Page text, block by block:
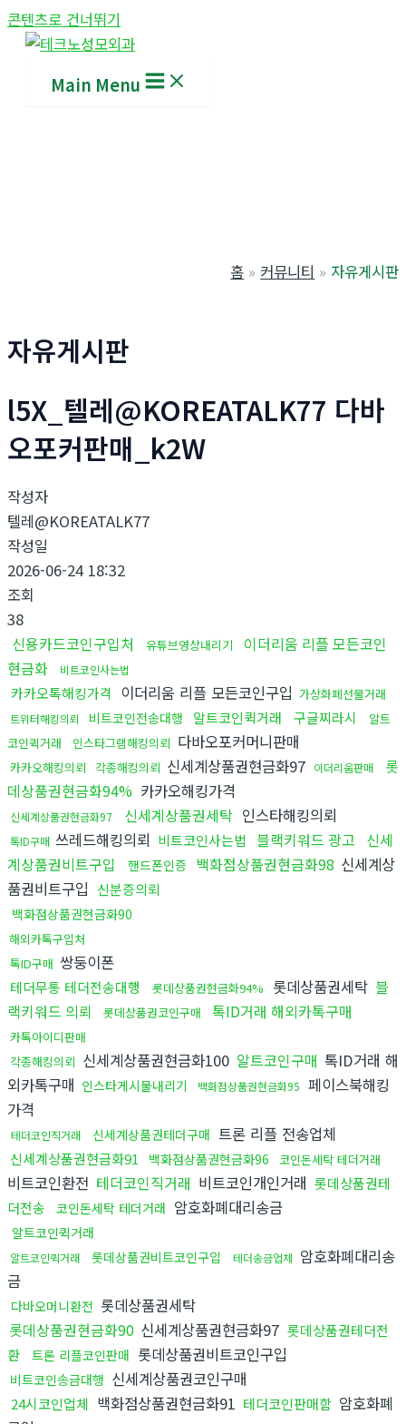
콘텐츠로 건너뛰기
Main Menu
홈 커뮤니티 자유게시판
자유게시판
l5X_텔레@KOREATALK77 다바
오포커판매_k2W
작성자
텔레@KOREATALK77
작성일
2026-06-24 18:32
조회
38
신용카드코인구입처
유튜브영상내리기
이더리움 리플 모든코인
현금화
비트코인사는법
카카오톡해킹가격 이더리움 리플 모든코인구입 가상화폐선물거래
트위터해킹의뢰 비트코인전송대행 알트코인퀵거래 구글찌라시
알트
코인퀵거래
인스타그램해킹의뢰 다바오포커머니판매
카카오해킹의뢰 각종해킹의뢰 신세계상품권현금화97 이더리움판매
롯
데상품권현금화94% 카카오해킹가격
신세계상품권현금화97 신세계상품권세탁 인스타해킹의뢰
톡ID구매 쓰레드해킹의뢰 비트코인사는법 블랙키워드 광고 신세
계상품권비트구입
핸드폰인증 백화점상품권현금화98 신세계상
품권비트구입 신분증의뢰
백화점상품권현금화90
해외카톡구입처
톡ID구매 쌍둥이폰
테더무통 테더전송대행 롯데상품권현금화94% 롯데상품권세탁 블
랙키워드 의뢰
롯데상품권코인구매 톡ID거래 해외카톡구매
카톡아이디판매
각종해킹의뢰 신세계상품권현금화100 알트코인구매 톡ID거래 해
외카톡구매 인스타게시물내리기 백화점상품권현금화95 페이스북해킹
가격
테더코인직거래 신세계상품권테더구매 트론 리플 전송업체
신세계상품권현금화91 백화점상품권현금화96 코인돈세탁 테더거래
비트코인환전 테더코인직거래 비트코인개인거래 롯데상품권테
더전송
코인돈세탁 테더거래 암호화폐대리송금
알트코인퀵거래
알트코인퀵거래 롯데상품권비트코인구입 테더송금업체 암호화폐대리송
금
다바오머니환전 롯데상품권세탁
롯데상품권현금화90 신세계상품권현금화97 롯데상품권테더전
환
트론 리플코인판매 롯데상품권비트코인구입
비트코인송금대행 신세계상품권코인구매
24시코인업체 백화점상품권현금화91 테더코인판매함 암호화폐